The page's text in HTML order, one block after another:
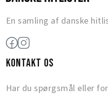
En samling af danske
KONTAKT OS
Har du spørgsmål eller